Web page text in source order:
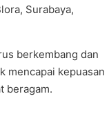
Surabaya,
berkembang dan
mencapai kepuasan
beragam.